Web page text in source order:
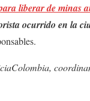
liberar de minas
ocurrido en la